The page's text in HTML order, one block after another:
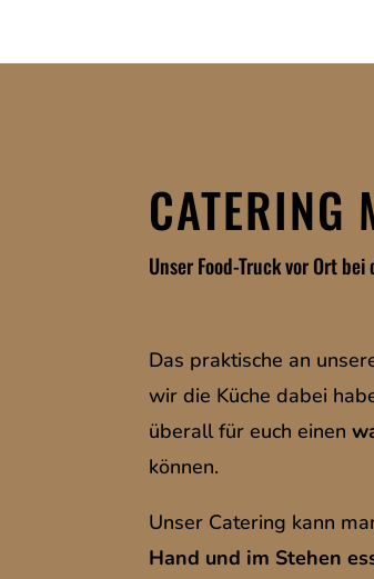
CATERING
Unser Food-Truck vor Ort bei
Das praktische an
wir die Küche dabei
überall für euch einen
können.
Unser Catering kann
Hand und im Stehen